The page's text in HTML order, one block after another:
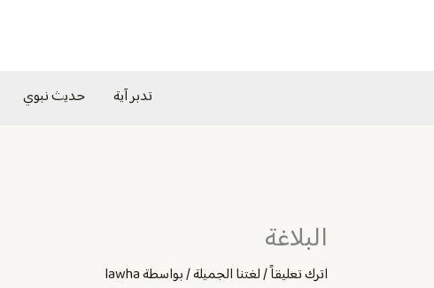
تدبر آية حديث نبوي
البلاغة
اترك تعليقاً/لغتنا الجميلة/ بواسطةlawha